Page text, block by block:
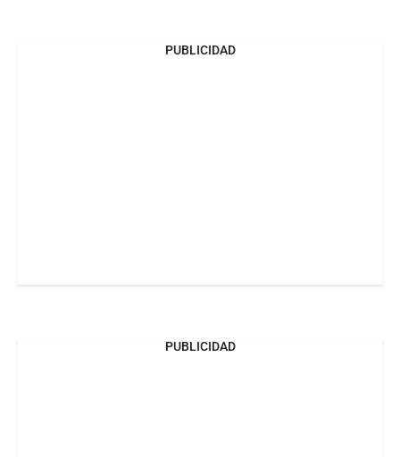
PUBLICIDAD
PUBLICIDAD